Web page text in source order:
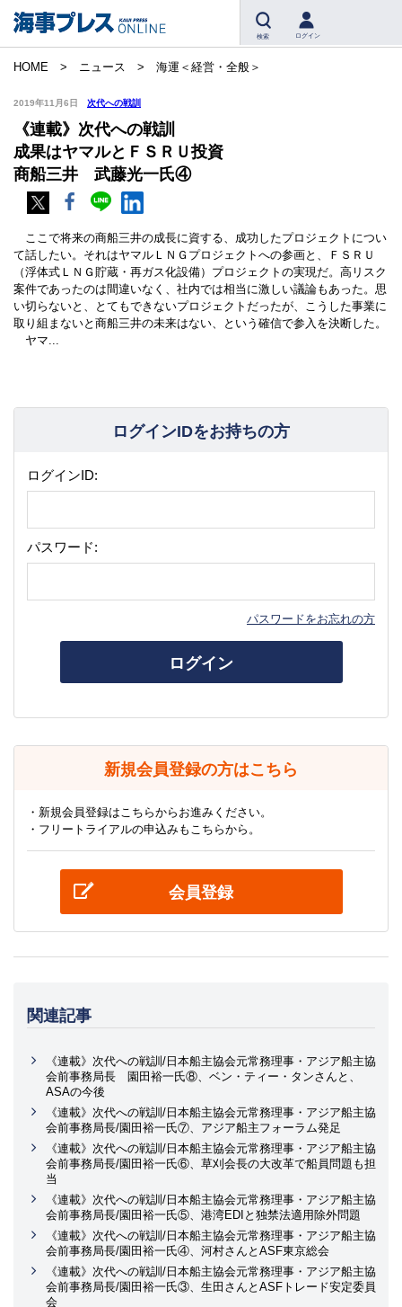
検索 ログイン
HOME ニュース 海運＜経営・全般＞
2019年11月6日 次代への戦訓
《連載》次代への戦訓
成果はヤマルとＦＳＲＵ投資
商船三井 武藤光一氏④
ここで将来の商船三井の成長に資する、成功したプロジェクトについ
て話したい。それはヤマルＬＮＧプロジェクトへの参画と、ＦＳＲＵ
（浮体式ＬＮＧ貯蔵・再ガス化設備）プロジェクトの実現だ。高リスク
案件であったのは間違いなく、社内では相当に激しい議論もあった。思
い切らないと、とてもできないプロジェクトだったが、こうした事業に
取り組まないと商船三井の未来はない、という確信で参入を決断した。
ヤマ...
ログインIDをお持ちの方
ログインID:
パスワード:
パスワードをお忘れの方
ログイン
新規会員登録の方はこちら
・新規会員登録はこちらからお進みください。
・フリートライアルの申込みもこちらから。
会員登録
関連記事
《連載》次代への戦訓/日本船主協会元常務理事・アジア船主協
会前事務局長 園田裕一氏⑧、ベン・ティー・タンさんと、
ASAの今後
《連載》次代への戦訓/日本船主協会元常務理事・アジア船主協
会前事務局長/園田裕一氏⑦、アジア船主フォーラム発足
《連載》次代への戦訓/日本船主協会元常務理事・アジア船主協
会前事務局長/園田裕一氏⑥、草刈会長の大改革で船員問題も担
当
《連載》次代への戦訓/日本船主協会元常務理事・アジア船主協
会前事務局長/園田裕一氏⑤、港湾EDIと独禁法適用除外問題
《連載》次代への戦訓/日本船主協会元常務理事・アジア船主協
会前事務局長/園田裕一氏④、河村さんとASF東京総会
《連載》次代への戦訓/日本船主協会元常務理事・アジア船主協
会前事務局長/園田裕一氏③、生田さんとASFトレード安定委員
会